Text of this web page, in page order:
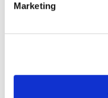
Marketing
PREC